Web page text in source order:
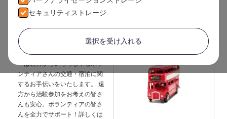
セキュリティストレージ
選択を受け入れる
リッチモンド・ファーマコロジ
ーは遠方からいらっしゃるボラ
ンティアさんの交通・宿泊に関
するお手伝いをいたします。 遠
方から治験参加をお考えの皆さ
んも安心。ボランティアの皆さ
んを全力でサポート！詳しくは